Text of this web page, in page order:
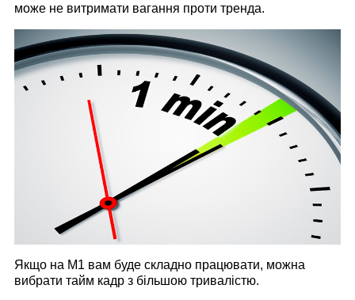
може не витримати вагання проти тренда.
Якщо на М1 вам буде складно працювати, можна
вибрати тайм кадр з більшою тривалістю.